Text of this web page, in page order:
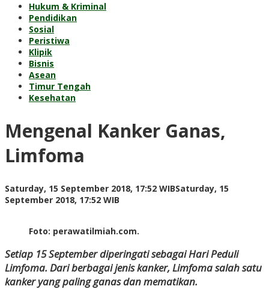
Hukum & Kriminal
Pendidikan
Sosial
Peristiwa
Klipik
Bisnis
Asean
Timur Tengah
Kesehatan
Mengenal Kanker Ganas,
Limfoma
Saturday, 15 September 2018, 17:52 WIBSaturday, 15
September 2018, 17:52 WIB
Foto: perawatilmiah.com.
Setiap 15 September diperingati sebagai Hari Peduli
Limfoma. Dari berbagai jenis kanker, Limfoma salah satu
kanker yang paling ganas dan mematikan.